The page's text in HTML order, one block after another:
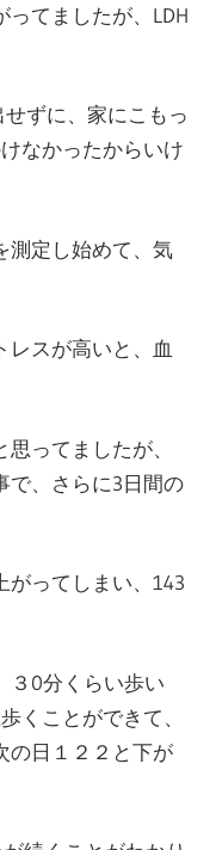
てましたが、LDH
ずに、家にこもっ
なかったからいけ
測定し始めて、気
レスが高いと、血
ってましたが、
で、さらに3日間の
がってしまい、143
３0分くらい歩い
くことができて、
の日１２２と下が